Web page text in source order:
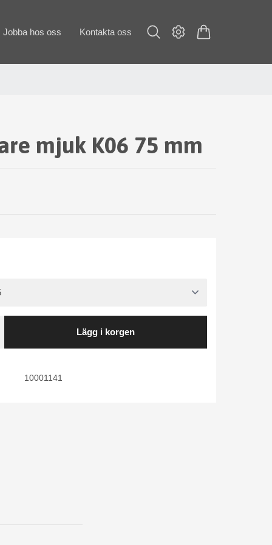
Jobba hos oss Kontakta oss
mjuk K06 75 mm
Lägg i korgen
10001141